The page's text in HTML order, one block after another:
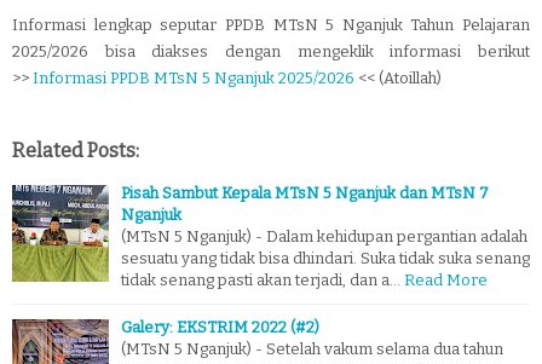
Informasi lengkap seputar PPDB MTsN 5 Nganjuk Tahun Pelajaran
2025/2026 bisa diakses dengan mengeklik informasi berikut
>> Informasi PPDB MTsN 5 Nganjuk 2025/2026 << (Atoillah)
Related Posts:
Pisah Sambut Kepala MTsN 5 Nganjuk dan MTsN 7
Nganjuk
(MTsN 5 Nganjuk) - Dalam kehidupan pergantian adalah
sesuatu yang tidak bisa dhindari. Suka tidak suka senang
tidak senang pasti akan terjadi, dan a… Read More
Galery: EKSTRIM 2022 (#2)
(MTsN 5 Nganjuk) - Setelah vakum selama dua tahun